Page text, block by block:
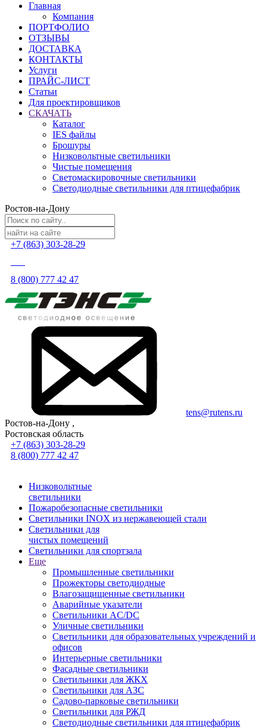
Главная
Компания
ПОРТФОЛИО
ОТЗЫВЫ
ДОСТАВКА
КОНТАКТЫ
Услуги
ПРАЙС-ЛИСТ
Статьи
Для проектировщиков
СКАЧАТЬ
Каталог
IES файлы
Брошуры
Низковольтные светильники
Чистые помещения
Светомаскировочные светильники
Светодиодные светильники для птицефабрик
Ростов-на-Дону
+7 (863) 303-28-29
8 (800) 777 42 47
tens@rutens.ru
Ростов-на-Дону ,
Ростовская область
+7 (863) 303-28-29
8 (800) 777 42 47
Низковольтные
светильники
Пожаробезопасные светильники
Светильники INOX из нержавеющей стали
Светильники для
чистых помещений
Светильники для спортзала
Еще
Промышленные светильники
Прожекторы светодиодные
Влагозащищенные светильники
Аварийные указатели
Светильники AC/DC
Уличные светильники
Светильники для образовательных учреждений и
офисов
Интерьерные светильники
Фасадные светильники
Светильники для ЖКХ
Светильники для АЗС
Садово-парковые светильники
Светильники для РЖД
Светодиодные светильники для птицефабрик